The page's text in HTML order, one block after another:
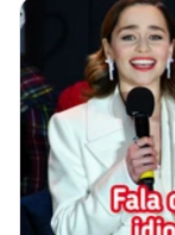
resgatando atores,
a nostalgia bateu
de notar uma série
de Cobra Kai.